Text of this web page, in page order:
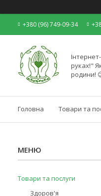
+380 (96) 749-09-34
руках!"
родини!
Головна Товари та
Товари та послуги
Здоров'я